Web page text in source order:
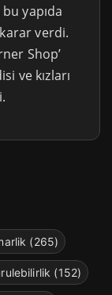
yapıda
verdi.
Shop’
ve kızları
(265)
(152)